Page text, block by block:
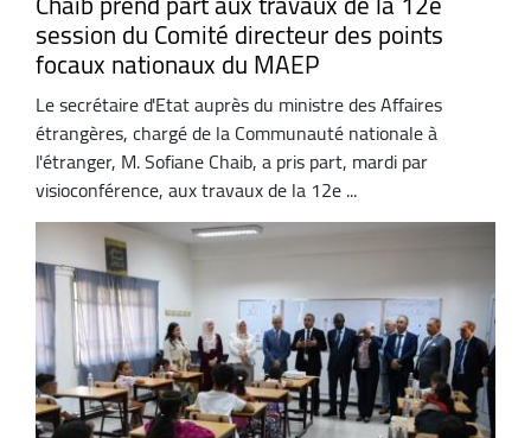
session du Comité directeur des points
focaux nationaux du MAEP
Le secrétaire d'Etat auprès du ministre des Affaires
étrangères, chargé de la Communauté nationale à
l'étranger, M. Sofiane Chaib, a pris part, mardi par
visioconférence, aux travaux de la 12e ...